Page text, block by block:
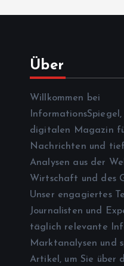
Über
Willkommen bei
digitalen Magazin
Nachrichten und
Analysen aus der
Wirtschaft und des
Unser engagiertes
Journalisten und
täglich relevante
Marktanalysen und
Artikel, um Sie über